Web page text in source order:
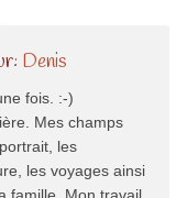
Denis
fois. :-)
Mes champs
les
les voyages ainsi